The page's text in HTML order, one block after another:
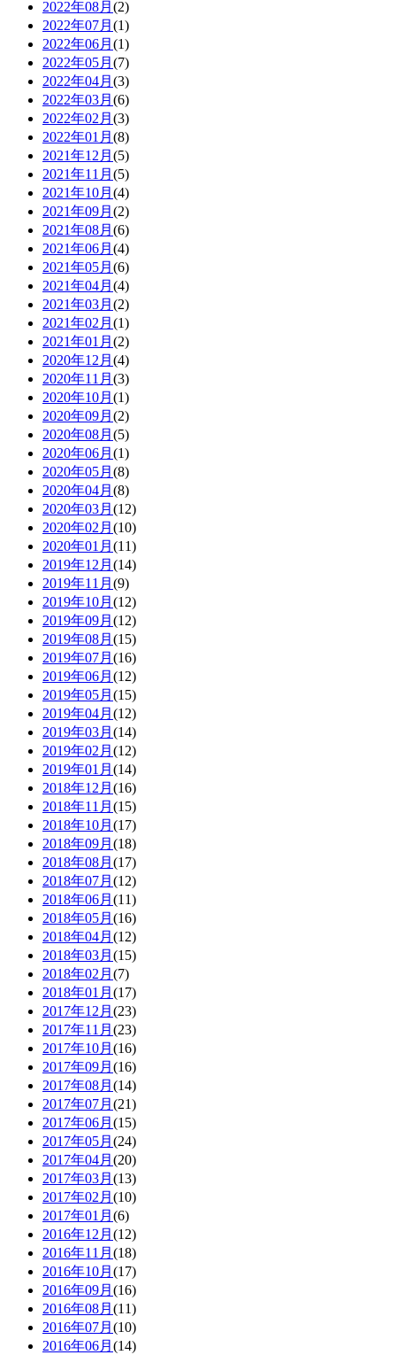
2022年08月 (2)
2022年07月 (1)
2022年06月 (1)
2022年05月 (7)
2022年04月 (3)
2022年03月 (6)
2022年02月 (3)
2022年01月 (8)
2021年12月 (5)
2021年11月 (5)
2021年10月 (4)
2021年09月 (2)
2021年08月 (6)
2021年06月 (4)
2021年05月 (6)
2021年04月 (4)
2021年03月 (2)
2021年02月 (1)
2021年01月 (2)
2020年12月 (4)
2020年11月 (3)
2020年10月 (1)
2020年09月 (2)
2020年08月 (5)
2020年06月 (1)
2020年05月 (8)
2020年04月 (8)
2020年03月 (12)
2020年02月 (10)
2020年01月 (11)
2019年12月 (14)
2019年11月 (9)
2019年10月 (12)
2019年09月 (12)
2019年08月 (15)
2019年07月 (16)
2019年06月 (12)
2019年05月 (15)
2019年04月 (12)
2019年03月 (14)
2019年02月 (12)
2019年01月 (14)
2018年12月 (16)
2018年11月 (15)
2018年10月 (17)
2018年09月 (18)
2018年08月 (17)
2018年07月 (12)
2018年06月 (11)
2018年05月 (16)
2018年04月 (12)
2018年03月 (15)
2018年02月 (7)
2018年01月 (17)
2017年12月 (23)
2017年11月 (23)
2017年10月 (16)
2017年09月 (16)
2017年08月 (14)
2017年07月 (21)
2017年06月 (15)
2017年05月 (24)
2017年04月 (20)
2017年03月 (13)
2017年02月 (10)
2017年01月 (6)
2016年12月 (12)
2016年11月 (18)
2016年10月 (17)
2016年09月 (16)
2016年08月 (11)
2016年07月 (10)
2016年06月 (14)